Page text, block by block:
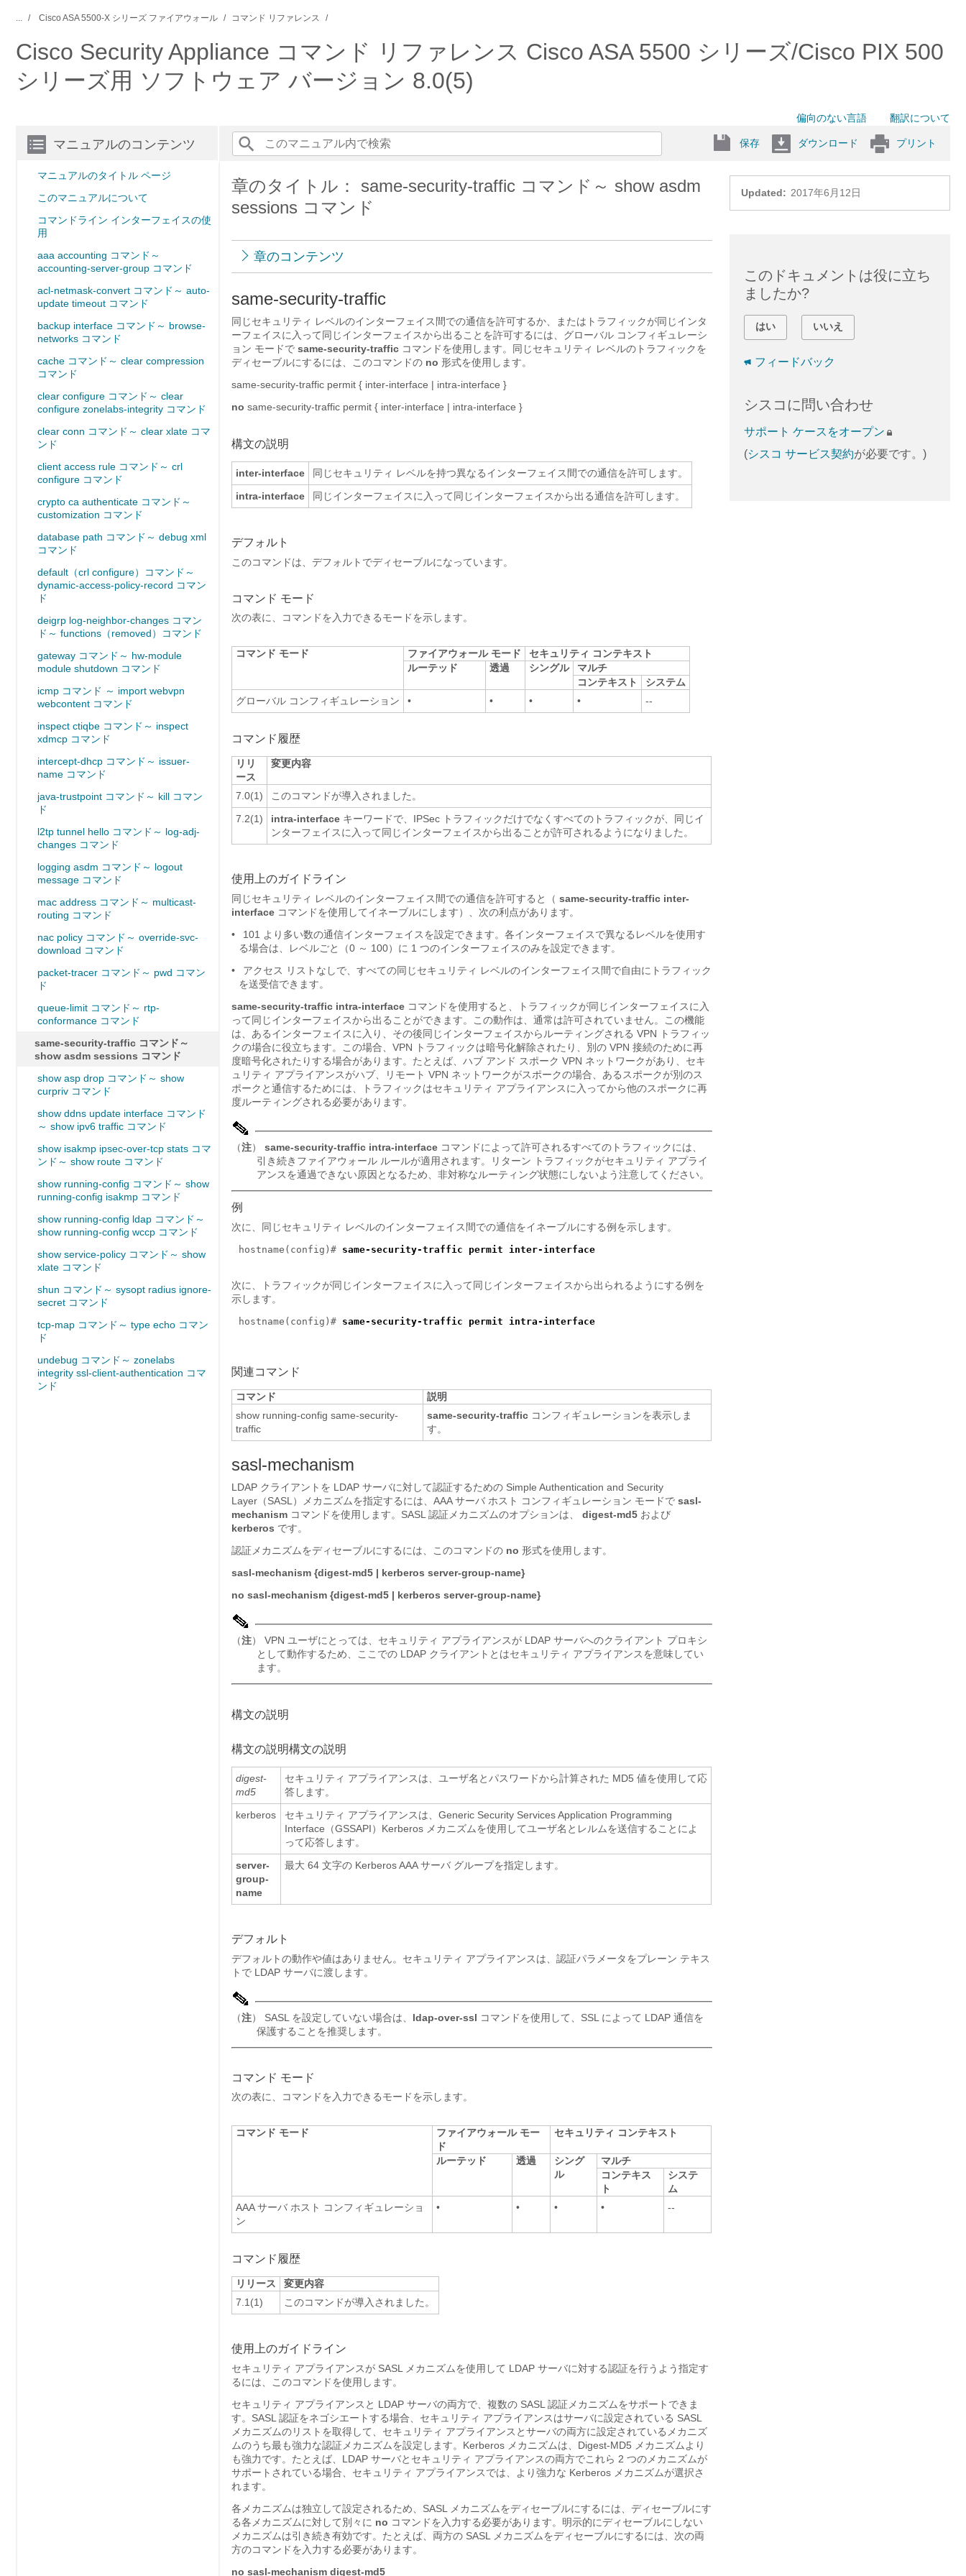
... Cisco ASA 5500-X シリーズ ファイアウォール コマンド リファレンス
Cisco Security Appliance コマンド リファレンス Cisco ASA 5500 シリーズ/Cisco PIX 500
シリーズ用 ソフトウェア バージョン 8.0(5)
偏向のない言語 翻訳について
マニュアルのコンテンツ
マニュアルのタイトル ページ
このマニュアルについて
コマンドライン インターフェイスの使
用
aaa accounting コマンド～
accounting-server-group コマンド
acl-netmask-convert コマンド～ auto-
update timeout コマンド
backup interface コマンド～ browse-
networks コマンド
cache コマンド～ clear compression
コマンド
clear configure コマンド～ clear
configure zonelabs-integrity コマンド
clear conn コマンド～ clear xlate コマ
ンド
client access rule コマンド～ crl
configure コマンド
crypto ca authenticate コマンド～
customization コマンド
database path コマンド～ debug xml
コマンド
default（crl configure）コマンド～
dynamic-access-policy-record コマン
ド
deigrp log-neighbor-changes コマン
ド～ functions（removed）コマンド
gateway コマンド～ hw-module
module shutdown コマンド
icmp コマンド ～ import webvpn
webcontent コマンド
inspect ctiqbe コマンド～ inspect
xdmcp コマンド
intercept-dhcp コマンド～ issuer-
name コマンド
java-trustpoint コマンド～ kill コマン
ド
l2tp tunnel hello コマンド～ log-adj-
changes コマンド
logging asdm コマンド～ logout
message コマンド
mac address コマンド～ multicast-
routing コマンド
nac policy コマンド～ override-svc-
download コマンド
packet-tracer コマンド～ pwd コマン
ド
queue-limit コマンド～ rtp-
conformance コマンド
same-security-traffic コマンド～
show asdm sessions コマンド
show asp drop コマンド～ show
curpriv コマンド
show ddns update interface コマンド
～ show ipv6 traffic コマンド
show isakmp ipsec-over-tcp stats コマ
ンド～ show route コマンド
show running-config コマンド～ show
running-config isakmp コマンド
show running-config ldap コマンド～
show running-config wccp コマンド
show service-policy コマンド～ show
xlate コマンド
shun コマンド～ sysopt radius ignore-
secret コマンド
tcp-map コマンド～ type echo コマン
ド
undebug コマンド～ zonelabs
integrity ssl-client-authentication コマ
ンド
保存 ダウンロード プリント
Updated: 2017年6月12日
章のタイトル： same-security-traffic コマンド～ show asdm
sessions コマンド
章のコンテンツ
same-security-traffic
同じセキュリティ レベルのインターフェイス間での通信を許可するか、またはトラフィックが同じインタ
ーフェイスに入って同じインターフェイスから出ることを許可するには、グローバル コンフィギュレーシ
ョン モードで same-security-traffic コマンドを使用します。同じセキュリティ レベルのトラフィックを
ディセーブルにするには、このコマンドの no 形式を使用します。
same-security-traffic permit { inter-interface | intra-interface }
no same-security-traffic permit { inter-interface | intra-interface }
構文の説明
inter-interface
同じセキュリティ レベルを持つ異なるインターフェイス間での通信を許可します。
intra-interface
同じインターフェイスに入って同じインターフェイスから出る通信を許可します。
デフォルト
このコマンドは、デフォルトでディセーブルになっています。
コマンド モード
次の表に、コマンドを入力できるモードを示します。
コマンド モード ファイアウォール モード
セキュリティ コンテキスト
ルーテッド
透過 シングル
マルチ
コンテキスト
システム
グローバル コンフィギュレーション
• • • • --
コマンド履歴
リリ
ース
変更内容
7.0(1)
このコマンドが導入されました。
7.2(1)
intra-interface キーワードで、IPSec トラフィックだけでなくすべてのトラフィックが、同じイ
ンターフェイスに入って同じインターフェイスから出ることが許可されるようになりました。
使用上のガイドライン
同じセキュリティ レベルのインターフェイス間での通信を許可すると（ same-security-traffic inter-
interface コマンドを使用してイネーブルにします）、次の利点があります。
•
101 より多い数の通信インターフェイスを設定できます。各インターフェイスで異なるレベルを使用す
る場合は、レベルごと（0 ～ 100）に 1 つのインターフェイスのみを設定できます。
•
アクセス リストなしで、すべての同じセキュリティ レベルのインターフェイス間で自由にトラフィック
を送受信できます。
same-security-traffic intra-interface コマンドを使用すると、トラフィックが同じインターフェイスに入
って同じインターフェイスから出ることができます。この動作は、通常は許可されていません。この機能
は、あるインターフェイスに入り、その後同じインターフェイスからルーティングされる VPN トラフィッ
クの場合に役立ちます。この場合、VPN トラフィックは暗号化解除されたり、別の VPN 接続のために再
度暗号化されたりする場合があります。たとえば、ハブ アンド スポーク VPN ネットワークがあり、セキ
ュリティ アプライアンスがハブ、リモート VPN ネットワークがスポークの場合、あるスポークが別のス
ポークと通信するためには、トラフィックはセキュリティ アプライアンスに入ってから他のスポークに再
度ルーティングされる必要があります。
（注） same-security-traffic intra-interface コマンドによって許可されるすべてのトラフィックには、
引き続きファイアウォール ルールが適用されます。リターン トラフィックがセキュリティ アプライ
アンスを通過できない原因となるため、非対称なルーティング状態にしないよう注意してください。
例
次に、同じセキュリティ レベルのインターフェイス間での通信をイネーブルにする例を示します。
hostname(config)# same-security-traffic permit inter-interface
次に、トラフィックが同じインターフェイスに入って同じインターフェイスから出られるようにする例を
示します。
hostname(config)# same-security-traffic permit intra-interface
関連コマンド
コマンド
説明
show running-config same-security-
traffic
same-security-traffic コンフィギュレーションを表示しま
す。
sasl-mechanism
LDAP クライアントを LDAP サーバに対して認証するための Simple Authentication and Security
Layer（SASL）メカニズムを指定するには、AAA サーバ ホスト コンフィギュレーション モードで sasl-
mechanism コマンドを使用します。SASL 認証メカニズムのオプションは、 digest-md5 および
kerberos です。
認証メカニズムをディセーブルにするには、このコマンドの no 形式を使用します。
sasl-mechanism {digest-md5 | kerberos server-group-name}
no sasl-mechanism {digest-md5 | kerberos server-group-name}
（注） VPN ユーザにとっては、セキュリティ アプライアンスが LDAP サーバへのクライアント プロキシ
として動作するため、ここでの LDAP クライアントとはセキュリティ アプライアンスを意味してい
ます。
構文の説明
構文の説明構文の説明
digest-
md5
セキュリティ アプライアンスは、ユーザ名とパスワードから計算された MD5 値を使用して応
答します。
kerberos
セキュリティ アプライアンスは、Generic Security Services Application Programming
Interface（GSSAPI）Kerberos メカニズムを使用してユーザ名とレルムを送信することによ
って応答します。
server-
group-
name
最大 64 文字の Kerberos AAA サーバ グループを指定します。
デフォルト
デフォルトの動作や値はありません。セキュリティ アプライアンスは、認証パラメータをプレーン テキス
トで LDAP サーバに渡します。
（注） SASL を設定していない場合は、 ldap-over-ssl コマンドを使用して、SSL によって LDAP 通信を
保護することを推奨します。
コマンド モード
次の表に、コマンドを入力できるモードを示します。
コマンド モード
ファイアウォール モー
ド
セキュリティ コンテキスト
ルーテッド 透過
シング
ル
マルチ
コンテキス
ト
システ
ム
AAA サーバ ホスト コンフィギュレーショ
ン
• • • • --
コマンド履歴
リリース
変更内容
7.1(1)
このコマンドが導入されました。
使用上のガイドライン
セキュリティ アプライアンスが SASL メカニズムを使用して LDAP サーバに対する認証を行うよう指定す
るには、このコマンドを使用します。
セキュリティ アプライアンスと LDAP サーバの両方で、複数の SASL 認証メカニズムをサポートできま
す。SASL 認証をネゴシエートする場合、セキュリティ アプライアンスはサーバに設定されている SASL
メカニズムのリストを取得して、セキュリティ アプライアンスとサーバの両方に設定されているメカニズ
ムのうち最も強力な認証メカニズムを設定します。Kerberos メカニズムは、Digest-MD5 メカニズムより
も強力です。たとえば、LDAP サーバとセキュリティ アプライアンスの両方でこれら 2 つのメカニズムが
サポートされている場合、セキュリティ アプライアンスでは、より強力な Kerberos メカニズムが選択さ
れます。
各メカニズムは独立して設定されるため、SASL メカニズムをディセーブルにするには、ディセーブルにす
る各メカニズムに対して別々に no コマンドを入力する必要があります。明示的にディセーブルにしない
メカニズムは引き続き有効です。たとえば、両方の SASL メカニズムをディセーブルにするには、次の両
方のコマンドを入力する必要があります。
no sasl-mechanism digest-md5
このドキュメントは役に立ち
ましたか?
はい いいえ
フィードバック
シスコに問い合わせ
サポート ケースをオープン
(シスコ サービス契約が必要です。)